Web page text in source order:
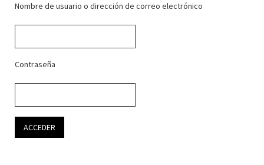
Nombre de usuario o dirección de correo electrónico
Contraseña